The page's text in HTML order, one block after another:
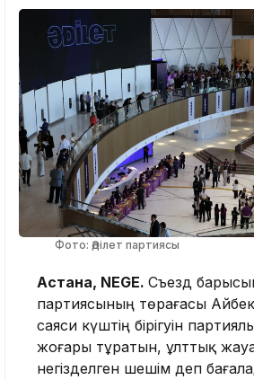
Фото: Әділет партиясы
Астана, NEGE. Съезд
партиясының төрағасы
саяси күштің бірігуін
жоғары тұратын, ұлттық
негізделген шешім деп